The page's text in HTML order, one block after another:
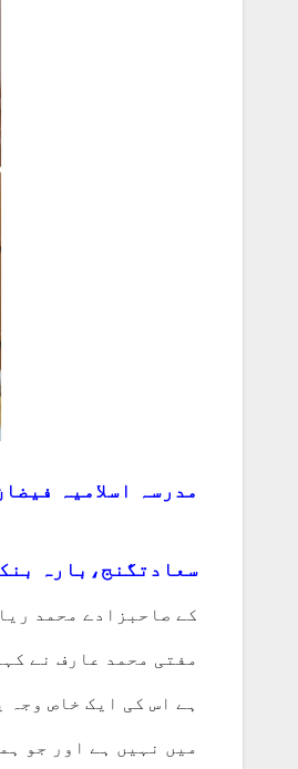
مدرسہ اسلامیہ
سعادتگنج،بارہ
کے صاحبزادے محمد
مفتی محمد عارف نے
ہے اس کی ایک خاص
میں نہیں ہے اور جو